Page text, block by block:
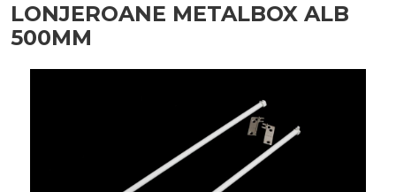
LONJEROANE METALBOX ALB
500MM